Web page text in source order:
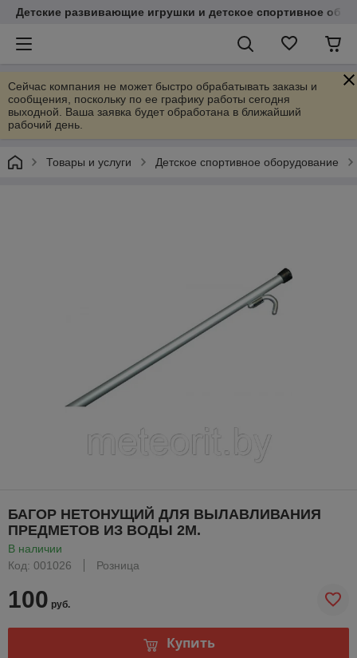
Детские развивающие игрушки и детское спортивное
Сейчас компания не может быстро обрабатывать заказы и
сообщения, поскольку по ее графику работы сегодня
выходной. Ваша заявка будет обработана в ближайший
рабочий день.
Товары и услуги Детское спортивное оборудование
БАГОР НЕТОНУЩИЙ ДЛЯ ВЫЛАВЛИВАНИЯ
ПРЕДМЕТОВ ИЗ ВОДЫ 2М.
В наличии
Код: 001026
Розница
100 руб.
Купить